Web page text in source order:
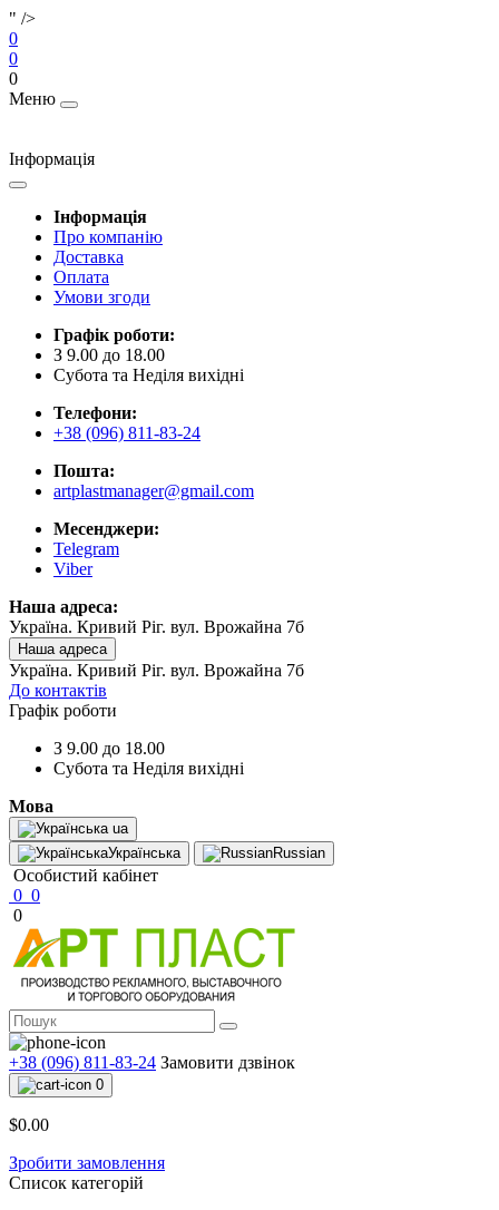
" />
0
0
0
Меню
Інформація
Інформація
Про компанію
Доставка
Оплата
Умови згоди
Графік роботи:
З 9.00 до 18.00
Субота та Неділя вихідні
Телефони:
+38 (096) 811-83-24
Пошта:
artplastmanager@gmail.com
Месенджери:
Telegram
Viber
Наша адреса:
Україна. Кривий Ріг. вул. Врожайна 7б
Наша адреса
Україна. Кривий Ріг. вул. Врожайна 7б
До контактів
Графік роботи
З 9.00 до 18.00
Субота та Неділя вихідні
Мова
ua
Українська
Russian
Особистий кабінет
0 0
0
+38 (096) 811-83-24 Замовити дзвінок
0
$0.00
Зробити замовлення
Список категорій